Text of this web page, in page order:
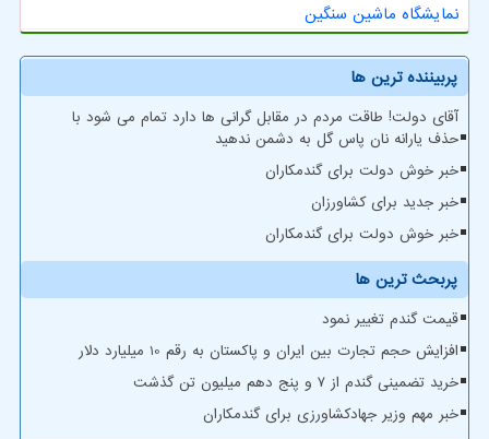
نمایشگاه ماشین سنگین
پربیننده ترین ها
آقای دولت! طاقت مردم در مقابل گرانی ها دارد تمام می شود با
حذف یارانه نان پاس گل به دشمن ندهید
خبر خوش دولت برای گندمکاران
خبر جدید برای کشاورزان
خبر خوش دولت برای گندمکاران
پربحث ترین ها
قیمت گندم تغییر نمود
افزایش حجم تجارت بین ایران و پاکستان به رقم 10 میلیارد دلار
خرید تضمینی گندم از ۷ و پنج دهم میلیون تن گذشت
خبر مهم وزیر جهادکشاورزی برای گندمکاران